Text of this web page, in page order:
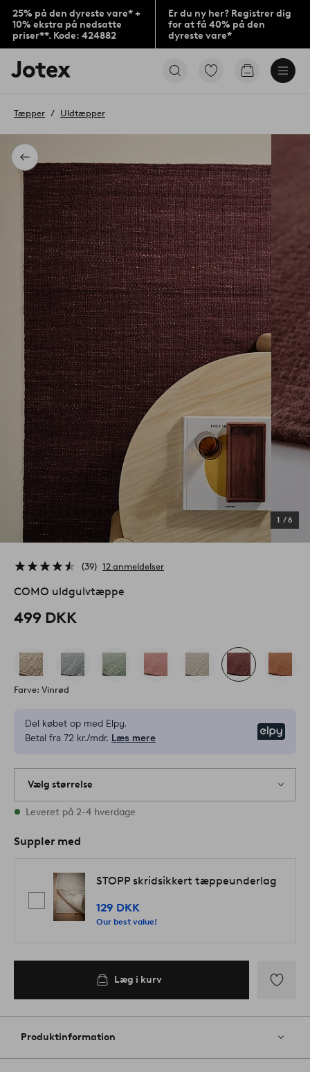
25% på den dyreste vare* +
10% ekstra på nedsatte
priser**. Kode: 424882
Er du ny her? Registrer dig
for at få 40% på den
dyreste vare*
Jotex
logo
til
Gå
Gå
Tilbage
Tæpper Uldtæpper
1 /6
39 12 anmeldelser
COMO uldgulvtæppe
499 DKK
Farve: Vinrød
Del købet op med Elpy.
Betal fra 72 kr./mdr. Læs mere
Vælg størrelse
Alle størrelser er på lager
Leveret på 2-4 hverdage
Suppler med
STOPP skridsikkert tæppeunderlag
129 DKK
Our best value!
Læg i kurv
til
Produktinformation